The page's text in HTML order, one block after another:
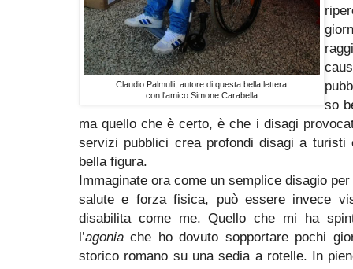
Claudio Palmulli, autore di questa bella lettera
con l'amico Simone Carabella
so
ma quello che è certo, è che i disagi
servizi pubblici crea profondi disagi a
bella figura.
Immaginate ora come un semplice disagio
salute e forza fisica, può essere invece
disabilita come me. Quello che mi ha
l’agonia che ho dovuto sopportare pochi
storico romano su una sedia a rotelle. In